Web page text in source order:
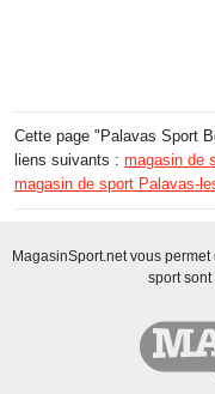
Cette page "Palavas Sport
liens suivants : magasin de
magasin de sport Palavas-
MagasinSport.net vous
sport sont